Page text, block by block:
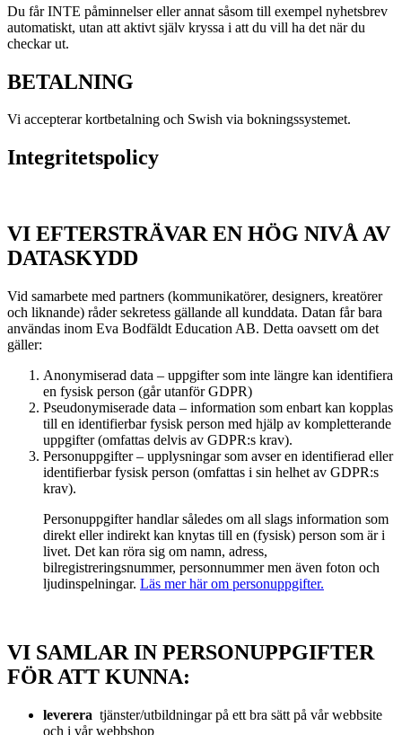
Du får INTE påminnelser eller annat såsom till exempel nyhetsbrev
automatiskt, utan att aktivt själv kryssa i att du vill ha det när du
checkar ut.
BETALNING
Vi accepterar kortbetalning och Swish via bokningssystemet.
Integritetspolicy
VI EFTERSTRÄVAR EN HÖG NIVÅ AV
DATASKYDD
Vid samarbete med partners (kommunikatörer, designers, kreatörer
och liknande) råder sekretess gällande all kunddata. Datan får bara
användas inom Eva Bodfäldt Education AB. Detta oavsett om det
gäller:
Anonymiserad data – uppgifter som inte längre kan identifiera
en fysisk person (går utanför GDPR)
Pseudonymiserade data – information som enbart kan kopplas
till en identifierbar fysisk person med hjälp av kompletterande
uppgifter (omfattas delvis av GDPR:s krav).
Personuppgifter – upplysningar som avser en identifierad eller
identifierbar fysisk person (omfattas i sin helhet av GDPR:s
krav).
Personuppgifter handlar således om all slags information som
direkt eller indirekt kan knytas till en (fysisk) person som är i
livet. Det kan röra sig om namn, adress,
bilregistreringsnummer, personnummer men även foton och
ljudinspelningar. Läs mer här om personuppgifter.
VI SAMLAR IN PERSONUPPGIFTER
FÖR ATT KUNNA:
leverera tjänster/utbildningar på ett bra sätt på vår webbsite
och i vår webbshop